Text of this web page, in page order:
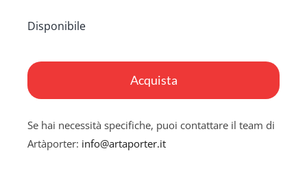
Disponibile
Acquista
Se hai necessità specifiche, puoi contattare il team di
Artàporter: info@artaporter.it